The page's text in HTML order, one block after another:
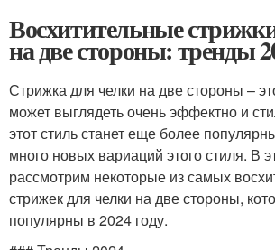
Восхитительные
на две стороны: тренды
Стрижка для челки на две стороны –
может выглядеть очень эффектно и
этот стиль станет еще более
много новых вариаций этого стиля. В
рассмотрим некоторые из самых
стрижек для челки на две стороны,
популярны в 2024 году.